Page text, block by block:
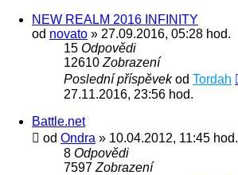
NEW REALM 2016 INFINITY
od novato » 27.09.2016, 05:28 hod.
15 Odpovědi
12610 Zobrazení
Poslední příspěvekod Tordah
27.11.2016, 23:56 hod.
Battle.net
od Ondra » 10.04.2012, 11:45 hod.
8 Odpovědi
7597 Zobrazení